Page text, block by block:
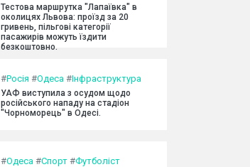
Тестова маршрутка "Лапаївка" в
околицях Львова: проїзд за 20
гривень, пільгові категорії
пасажирів можуть їздити
безкоштовно.
#Росія #Одеса #Інфраструктура
УАФ виступила з осудом щодо
російського нападу на стадіон
"Чорноморець" в Одесі.
#Одеса #Спорт #Футболіст